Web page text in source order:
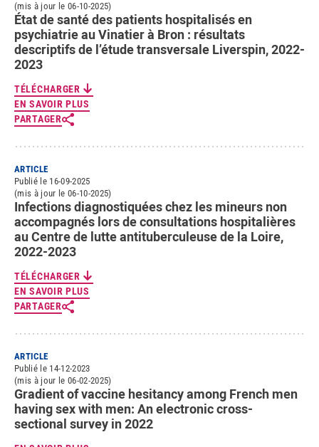
(mis à jour le 06-10-2025)
État de santé des patients hospitalisés en
psychiatrie au Vinatier à Bron : résultats
descriptifs de l’étude transversale Liverspin, 2022-
2023
TÉLÉCHARGER
EN SAVOIR PLUS
PARTAGER
ARTICLE
Publié le 16-09-2025
(mis à jour le 06-10-2025)
Infections diagnostiquées chez les mineurs non
accompagnés lors de consultations hospitalières
au Centre de lutte antituberculeuse de la Loire,
2022-2023
TÉLÉCHARGER
EN SAVOIR PLUS
PARTAGER
ARTICLE
Publié le 14-12-2023
(mis à jour le 06-02-2025)
Gradient of vaccine hesitancy among French men
having sex with men: An electronic cross-
sectional survey in 2022